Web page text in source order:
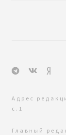
Адрес
с.1
Главный